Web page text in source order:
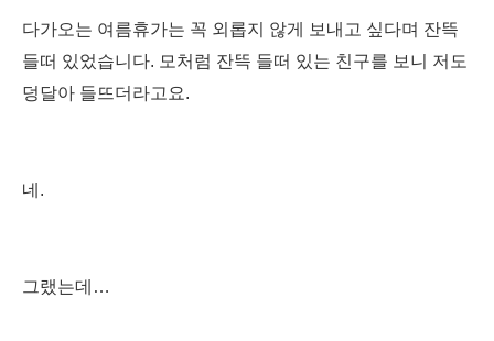
다가오는 여름휴가는 꼭 외롭지 않게 보내고 싶다며 잔뜩
들떠 있었습니다. 모처럼 잔뜩 들떠 있는 친구를 보니 저도
덩달아 들뜨더라고요.
네.
그랬는데…